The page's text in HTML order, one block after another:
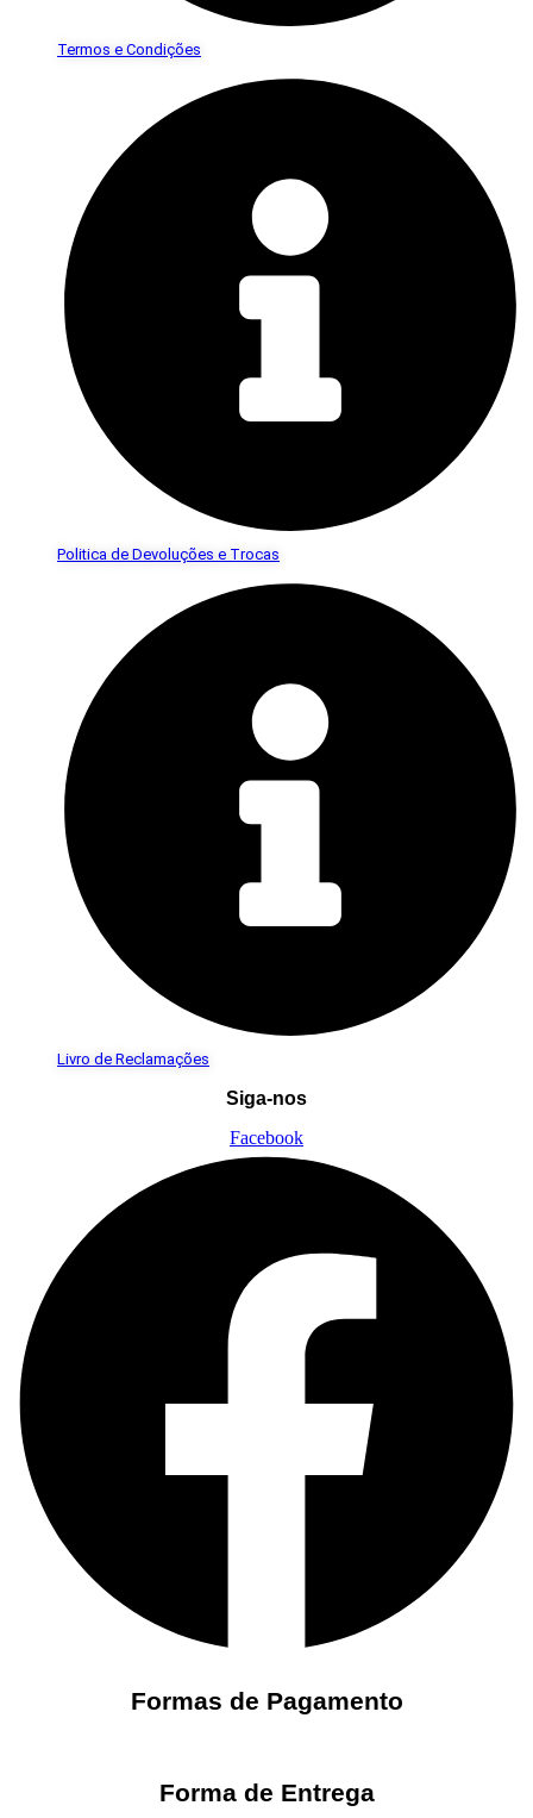
Termos e Condições
Politica de Devoluções e Trocas
Livro de Reclamações
Siga-nos
Facebook
Formas de Pagamento
Forma de Entrega